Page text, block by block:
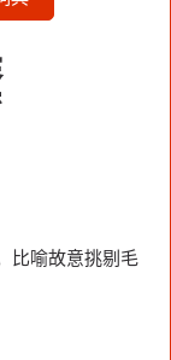
比喻故意挑剔毛